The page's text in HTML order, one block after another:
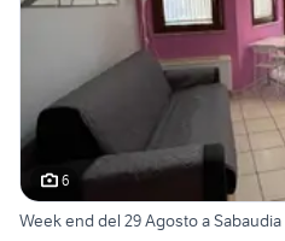
6
Week end del 29 Agosto a Sabaudia